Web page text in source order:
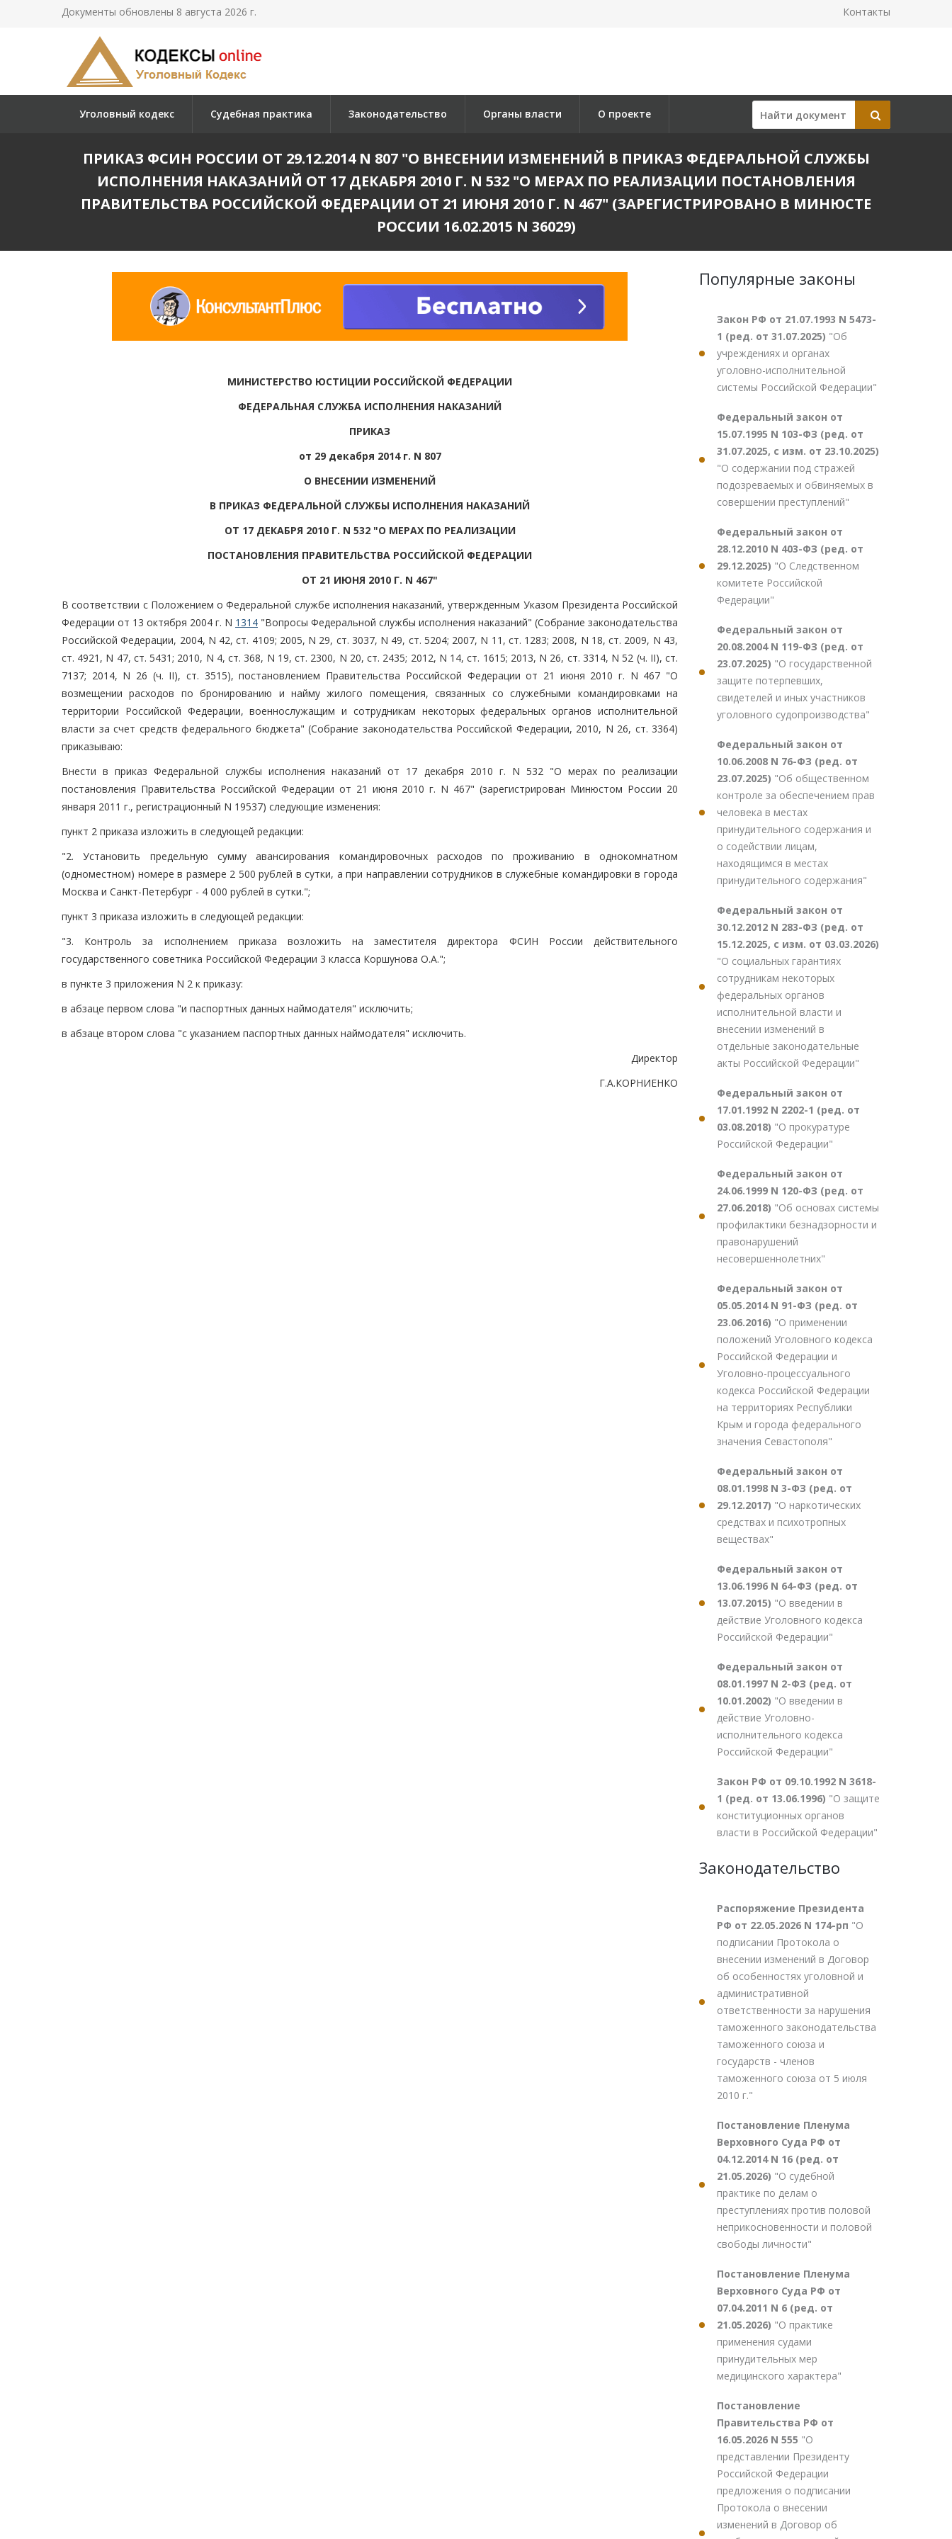
Документы обновлены 8 августа 2026 г. Контакты
Уголовный кодекс Судебная практика Законодательство Органы власти О проекте
ПРИКАЗ ФСИН РОССИИ ОТ 29.12.2014 N 807 "О ВНЕСЕНИИ ИЗМЕНЕНИЙ В ПРИКАЗ ФЕДЕРАЛЬНОЙ СЛУЖБЫ
ИСПОЛНЕНИЯ НАКАЗАНИЙ ОТ 17 ДЕКАБРЯ 2010 Г. N 532 "О МЕРАХ ПО РЕАЛИЗАЦИИ ПОСТАНОВЛЕНИЯ
ПРАВИТЕЛЬСТВА РОССИЙСКОЙ ФЕДЕРАЦИИ ОТ 21 ИЮНЯ 2010 Г. N 467" (ЗАРЕГИСТРИРОВАНО В МИНЮСТЕ
РОССИИ 16.02.2015 N 36029)
МИНИСТЕРСТВО ЮСТИЦИИ РОССИЙСКОЙ ФЕДЕРАЦИИ
ФЕДЕРАЛЬНАЯ СЛУЖБА ИСПОЛНЕНИЯ НАКАЗАНИЙ
ПРИКАЗ
от 29 декабря 2014 г. N 807
О ВНЕСЕНИИ ИЗМЕНЕНИЙ
В ПРИКАЗ ФЕДЕРАЛЬНОЙ СЛУЖБЫ ИСПОЛНЕНИЯ НАКАЗАНИЙ
ОТ 17 ДЕКАБРЯ 2010 Г. N 532 "О МЕРАХ ПО РЕАЛИЗАЦИИ
ПОСТАНОВЛЕНИЯ ПРАВИТЕЛЬСТВА РОССИЙСКОЙ ФЕДЕРАЦИИ
ОТ 21 ИЮНЯ 2010 Г. N 467"
В соответствии с Положением о Федеральной службе исполнения наказаний, утвержденным Указом Президента Российской
Федерации от 13 октября 2004 г. N 1314 "Вопросы Федеральной службы исполнения наказаний" (Собрание законодательства
Российской Федерации, 2004, N 42, ст. 4109; 2005, N 29, ст. 3037, N 49, ст. 5204; 2007, N 11, ст. 1283; 2008, N 18, ст. 2009, N 43,
ст. 4921, N 47, ст. 5431; 2010, N 4, ст. 368, N 19, ст. 2300, N 20, ст. 2435; 2012, N 14, ст. 1615; 2013, N 26, ст. 3314, N 52 (ч. II), ст.
7137; 2014, N 26 (ч. II), ст. 3515), постановлением Правительства Российской Федерации от 21 июня 2010 г. N 467 "О
возмещении расходов по бронированию и найму жилого помещения, связанных со служебными командировками на
территории Российской Федерации, военнослужащим и сотрудникам некоторых федеральных органов исполнительной
власти за счет средств федерального бюджета" (Собрание законодательства Российской Федерации, 2010, N 26, ст. 3364)
приказываю:
Внести в приказ Федеральной службы исполнения наказаний от 17 декабря 2010 г. N 532 "О мерах по реализации
постановления Правительства Российской Федерации от 21 июня 2010 г. N 467" (зарегистрирован Минюстом России 20
января 2011 г., регистрационный N 19537) следующие изменения:
пункт 2 приказа изложить в следующей редакции:
"2. Установить предельную сумму авансирования командировочных расходов по проживанию в однокомнатном
(одноместном) номере в размере 2 500 рублей в сутки, а при направлении сотрудников в служебные командировки в города
Москва и Санкт-Петербург - 4 000 рублей в сутки.";
пункт 3 приказа изложить в следующей редакции:
"3. Контроль за исполнением приказа возложить на заместителя директора ФСИН России действительного
государственного советника Российской Федерации 3 класса Коршунова О.А.";
в пункте 3 приложения N 2 к приказу:
в абзаце первом слова "и паспортных данных наймодателя" исключить;
в абзаце втором слова "с указанием паспортных данных наймодателя" исключить.
Директор
Г.А.КОРНИЕНКО
Популярные законы
Закон РФ от 21.07.1993 N 5473-
1 (ред. от 31.07.2025) "Об
учреждениях и органах
уголовно-исполнительной
системы Российской Федерации"
Федеральный закон от
15.07.1995 N 103-ФЗ (ред. от
31.07.2025, с изм. от 23.10.2025)
"О содержании под стражей
подозреваемых и обвиняемых в
совершении преступлений"
Федеральный закон от
28.12.2010 N 403-ФЗ (ред. от
29.12.2025) "О Следственном
комитете Российской
Федерации"
Федеральный закон от
20.08.2004 N 119-ФЗ (ред. от
23.07.2025) "О государственной
защите потерпевших,
свидетелей и иных участников
уголовного судопроизводства"
Федеральный закон от
10.06.2008 N 76-ФЗ (ред. от
23.07.2025) "Об общественном
контроле за обеспечением прав
человека в местах
принудительного содержания и
о содействии лицам,
находящимся в местах
принудительного содержания"
Федеральный закон от
30.12.2012 N 283-ФЗ (ред. от
15.12.2025, с изм. от 03.03.2026)
"О социальных гарантиях
сотрудникам некоторых
федеральных органов
исполнительной власти и
внесении изменений в
отдельные законодательные
акты Российской Федерации"
Федеральный закон от
17.01.1992 N 2202-1 (ред. от
03.08.2018) "О прокуратуре
Российской Федерации"
Федеральный закон от
24.06.1999 N 120-ФЗ (ред. от
27.06.2018) "Об основах системы
профилактики безнадзорности и
правонарушений
несовершеннолетних"
Федеральный закон от
05.05.2014 N 91-ФЗ (ред. от
23.06.2016) "О применении
положений Уголовного кодекса
Российской Федерации и
Уголовно-процессуального
кодекса Российской Федерации
на территориях Республики
Крым и города федерального
значения Севастополя"
Федеральный закон от
08.01.1998 N 3-ФЗ (ред. от
29.12.2017) "О наркотических
средствах и психотропных
веществах"
Федеральный закон от
13.06.1996 N 64-ФЗ (ред. от
13.07.2015) "О введении в
действие Уголовного кодекса
Российской Федерации"
Федеральный закон от
08.01.1997 N 2-ФЗ (ред. от
10.01.2002) "О введении в
действие Уголовно-
исполнительного кодекса
Российской Федерации"
Закон РФ от 09.10.1992 N 3618-
1 (ред. от 13.06.1996) "О защите
конституционных органов
власти в Российской Федерации"
Законодательство
Распоряжение Президента
РФ от 22.05.2026 N 174-рп "О
подписании Протокола о
внесении изменений в Договор
об особенностях уголовной и
административной
ответственности за нарушения
таможенного законодательства
таможенного союза и
государств - членов
таможенного союза от 5 июля
2010 г."
Постановление Пленума
Верховного Суда РФ от
04.12.2014 N 16 (ред. от
21.05.2026) "О судебной
практике по делам о
преступлениях против половой
неприкосновенности и половой
свободы личности"
Постановление Пленума
Верховного Суда РФ от
07.04.2011 N 6 (ред. от
21.05.2026) "О практике
применения судами
принудительных мер
медицинского характера"
Постановление
Правительства РФ от
16.05.2026 N 555 "О
представлении Президенту
Российской Федерации
предложения о подписании
Протокола о внесении
изменений в Договор об